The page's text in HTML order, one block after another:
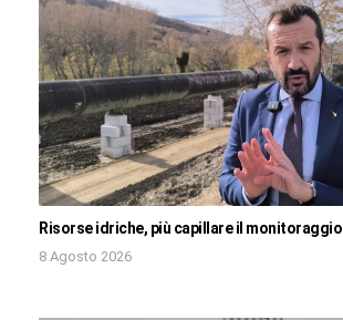
Risorse idriche, più capillare il monitoraggio
8 Agosto 2026